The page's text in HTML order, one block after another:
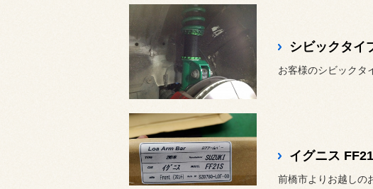
イグニス
前橋市よりお越しの